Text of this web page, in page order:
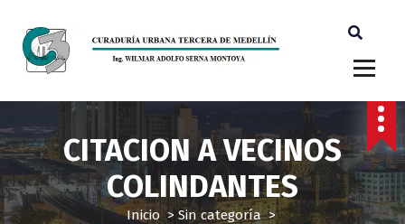
CITACION A VECINOS
COLINDANTES
Inicio>Sin categoría>